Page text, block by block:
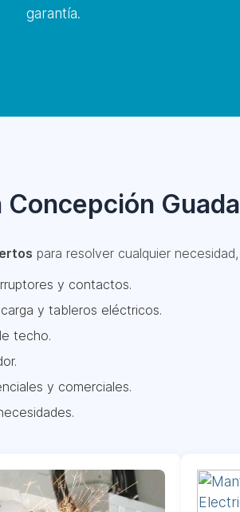
garantía.
para resolver cualquier
y contactos.
y tableros eléctricos.
techo.
y comerciales.